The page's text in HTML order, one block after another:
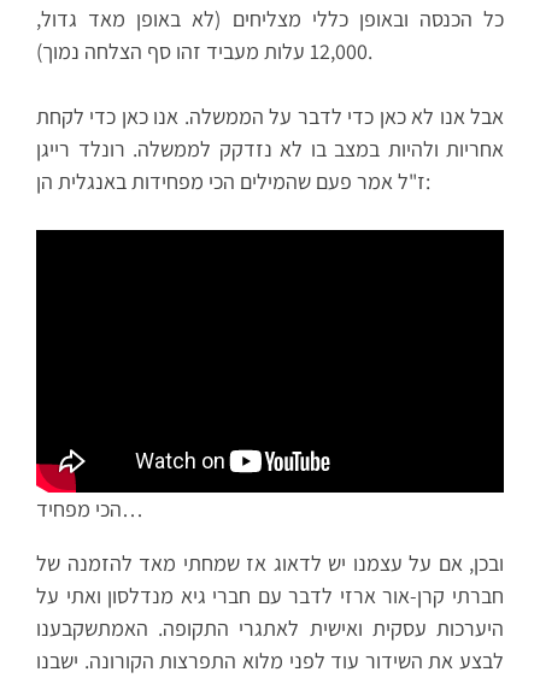
כל הכנסה ובאופן כללי מצליחים (לא באופן מאד גדול,
12,000 עלות מעביד זהו סף הצלחה נמוך).
אבל אנו לא כאן כדי לדבר על הממשלה. אנו כאן כדי לקחת
אחריות ולהיות במצב בו לא נזדקק לממשלה. רונלד רייגן
ז"ל אמר פעם שהמילים הכי מפחידות באנגלית הן:
הכי מפחיד…
ובכן, אם על עצמנו יש לדאוג אז שמחתי מאד להזמנה של
חברתי קרן-אור ארזי לדבר עם חברי גיא מנדלסון ואתי על
היערכות עסקית ואישית לאתגרי התקופה. האמתשקבענו
לבצע את השידור עוד לפני מלוא התפרצות הקורונה. ישבנו